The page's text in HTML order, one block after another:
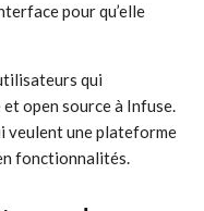
pour qu’elle
qui
open source à Infuse.
veulent une plateforme
fonctionnalités.